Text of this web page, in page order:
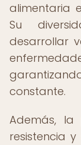
alimentaria
Su
desarrollar
constante.
Además,
resistencia